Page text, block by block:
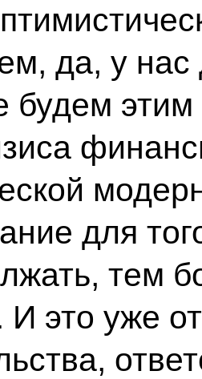
да, у нас
будем этим
для
тем
это уже